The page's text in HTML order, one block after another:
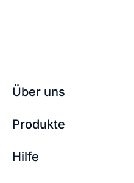
Über uns
Über checkdomain
Partnerprogramm
Produkte
Domain reservieren
Hilfe